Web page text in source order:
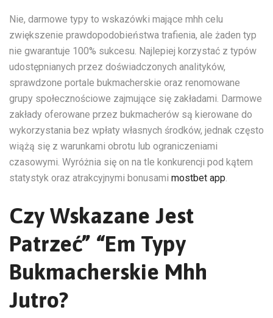
Nie, darmowe typy to wskazówki mające mhh celu
zwiększenie prawdopodobieństwa trafienia, ale żaden typ
nie gwarantuje 100% sukcesu. Najlepiej korzystać z typów
udostępnianych przez doświadczonych analityków,
sprawdzone portale bukmacherskie oraz renomowane
grupy społecznościowe zajmujące się zakładami. Darmowe
zakłady oferowane przez bukmacherów są kierowane do
wykorzystania bez wpłaty własnych środków, jednak często
wiążą się z warunkami obrotu lub ograniczeniami
czasowymi. Wyróżnia się on na tle konkurencji pod kątem
statystyk oraz atrakcyjnymi bonusami mostbet app.
Czy Wskazane Jest
Patrzeć” “Em Typy
Bukmacherskie Mhh
Jutro?